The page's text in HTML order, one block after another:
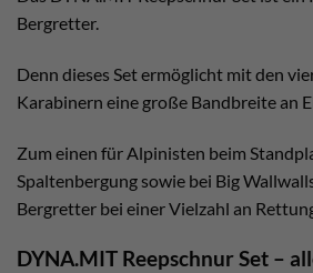
Bergretter.
Denn dieses Set ermöglicht mit den
Karabinern eine große Bandbreite an
Zum einen für Alpinisten beim
Spaltenbergung sowie bei Big
Bergretter bei einer Vielzahl an
DYNA.MIT Reepschnur Set –